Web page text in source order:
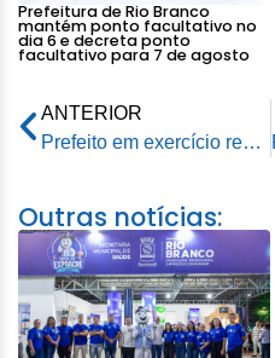
Prefeitura de Rio Branco
mantém ponto facultativo no
dia 6 e decreta ponto
facultativo para 7 de agosto
ANTERIOR
Prefeito em exercício recebe convite para participar da final das Olimpíadas de Educação Financeira
Outras notícias: